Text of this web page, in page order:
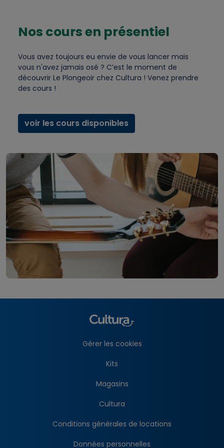
Nos cours en présentiel
Vous avez toujours eu envie de vous lancer mais
vous n'avez jamais osé ? C’est le moment de
découvrir Le Plongeoir chez Cultura ! Venez prendre
des cours !
voir les cours disponibles
Gérer les cookies
Kits
Magasins
Cultura
Conditions générales de locations
Données personnelles